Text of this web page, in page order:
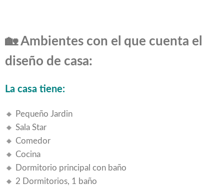
🏡 Ambientes con el que cuenta el
diseño de casa:
La casa tiene:
🔸 Pequeño Jardin
🔸 Sala Star
🔸 Comedor
🔸 Cocina
🔸 Dormitorio principal con baño
🔸 2 Dormitorios, 1 baño